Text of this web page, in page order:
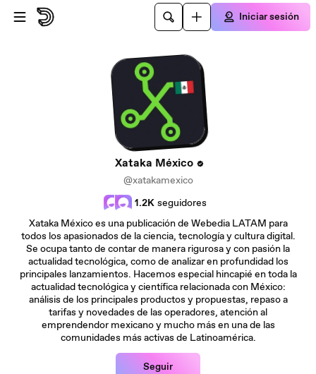
Saltar al contenido principal
Iniciar sesión
Xataka México
@xatakamexico
1.2K seguidores
Xataka México es una publicación de Webedia LATAM para
todos los apasionados de la ciencia, tecnología y cultura digital.
Se ocupa tanto de contar de manera rigurosa y con pasión la
actualidad tecnológica, como de analizar en profundidad los
principales lanzamientos. Hacemos especial hincapié en toda la
actualidad tecnológica y científica relacionada con México:
análisis de los principales productos y propuestas, repaso a
tarifas y novedades de las operadores, atención al
emprendendor mexicano y mucho más en una de las
comunidades más activas de Latinoamérica.
Seguir